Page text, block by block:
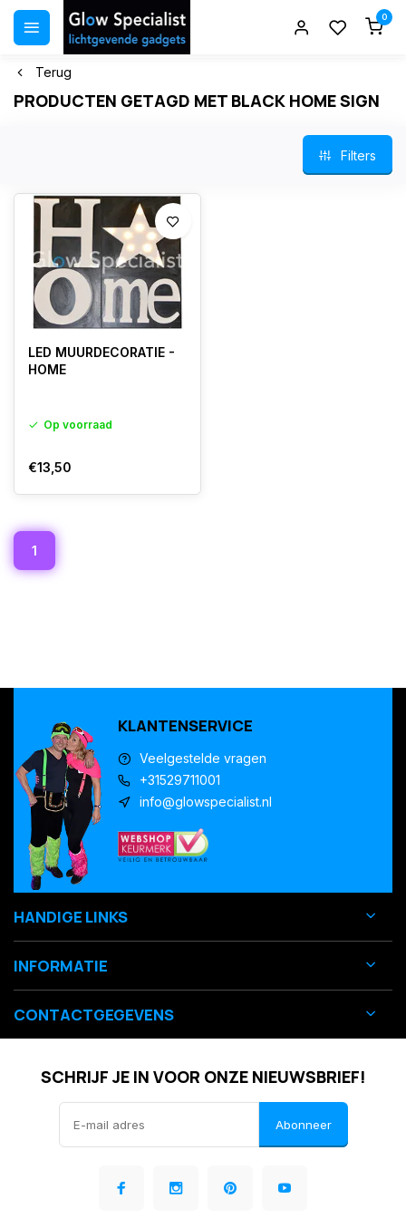
0
Terug
PRODUCTEN GETAGD MET BLACK HOME SIGN
Filters
LED MUURDECORATIE -
HOME
Op voorraad
€13,50
1
KLANTENSERVICE
Veelgestelde vragen
+31529711001
info@glowspecialist.nl
HANDIGE LINKS
INFORMATIE
CONTACTGEGEVENS
SCHRIJF JE IN VOOR ONZE NIEUWSBRIEF!
Abonneer